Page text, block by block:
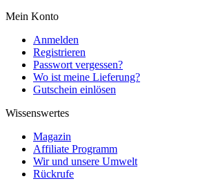
Mein Konto
Anmelden
Registrieren
Passwort vergessen?
Wo ist meine Lieferung?
Gutschein einlösen
Wissenswertes
Magazin
Affiliate Programm
Wir und unsere Umwelt
Rückrufe